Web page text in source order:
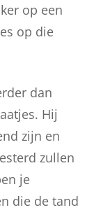
op een
op die
dan
Hij
zijn en
zullen
je
die de tand